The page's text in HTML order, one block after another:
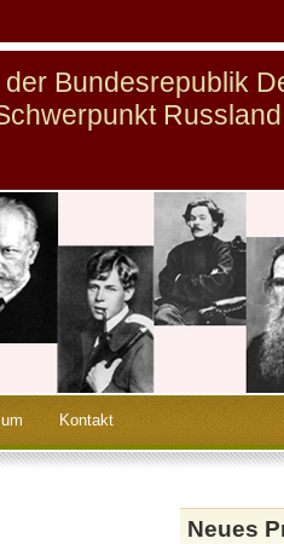
Bundesrepublik
Kontakt
Neues